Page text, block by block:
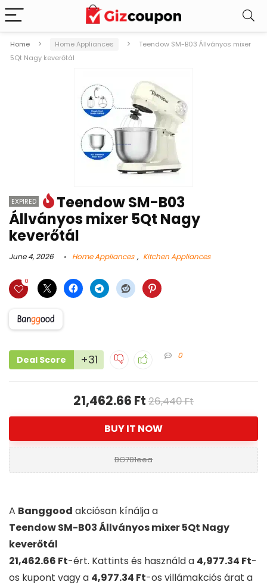
Home Home Appliances
Teendow SM-B03 Állványos mixer
5Qt Nagy keverőtál
EXPIRED
Teendow SM-B03
Állványos mixer 5Qt Nagy
keverőtál
June 4, 2026 Home Appliances , Kitchen Appliances
0
Deal Score +31 0
21,462.66 Ft 26,440 Ft
BUY IT NOW
BG781eea
A Banggood akciósan kínálja a
Teendow SM-B03 Állványos mixer 5Qt Nagy
keverőtál
21,462.66 Ft-ért. Kattints és használd a 4,977.34 Ft-
os kupont vagy a 4,977.34 Ft-os villámakciós árat a